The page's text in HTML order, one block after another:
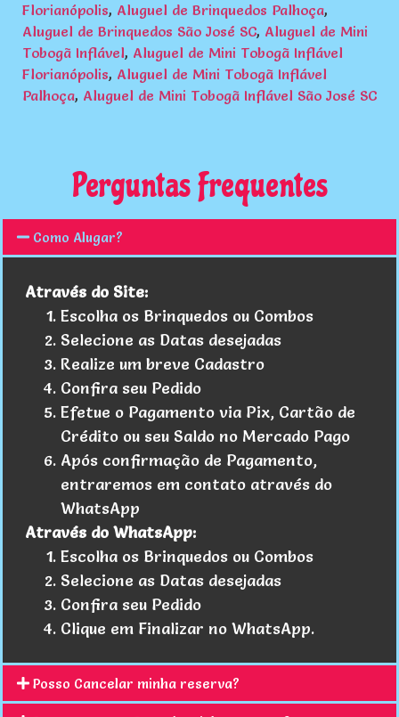
Florianópolis, Aluguel de Brinquedos Palhoça,
Aluguel de Brinquedos São José SC, Aluguel de Mini
Tobogã Inflável, Aluguel de Mini Tobogã Inflável
Florianópolis, Aluguel de Mini Tobogã Inflável
Palhoça, Aluguel de Mini Tobogã Inflável São José SC
Perguntas Frequentes
Como Alugar?
Através do Site:
Escolha os Brinquedos ou Combos
Selecione as Datas desejadas
Realize um breve Cadastro
Confira seu Pedido
Efetue o Pagamento via Pix, Cartão de
Crédito ou seu Saldo no Mercado Pago
Após confirmação de Pagamento,
entraremos em contato através do
WhatsApp
Através do WhatsApp:
Escolha os Brinquedos ou Combos
Selecione as Datas desejadas
Confira seu Pedido
Clique em Finalizar no WhatsApp.
Posso Cancelar minha reserva?